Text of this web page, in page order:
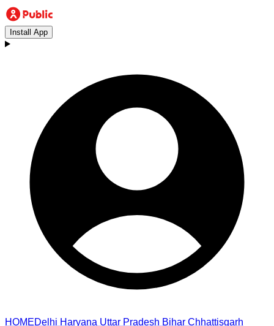
Install App
HOMEDelhi Haryana Uttar Pradesh Bihar Chhattisgarh